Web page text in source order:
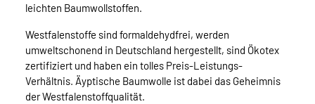
leichten Baumwollstoffen.
Westfalenstoffe sind formaldehydfrei, werden
umweltschonend in Deutschland hergestellt, sind Ökotex
zertifiziert und haben ein tolles Preis-Leistungs-
Verhältnis. Äyptische Baumwolle ist dabei das Geheimnis
der Westfalenstoffqualität.